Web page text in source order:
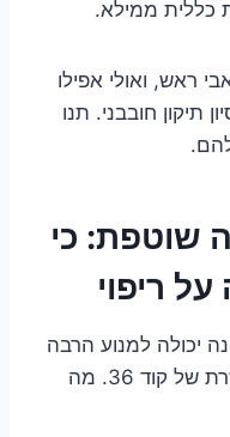
כללית ממילא.
ראש, ואולי אפילו
תיקון חובבני. תנו
שוטפת: כי
ריפוי
יכולה למנוע הרבה
תקלות עתידיות, כולל הופעה חוזרת של קוד 36. מה